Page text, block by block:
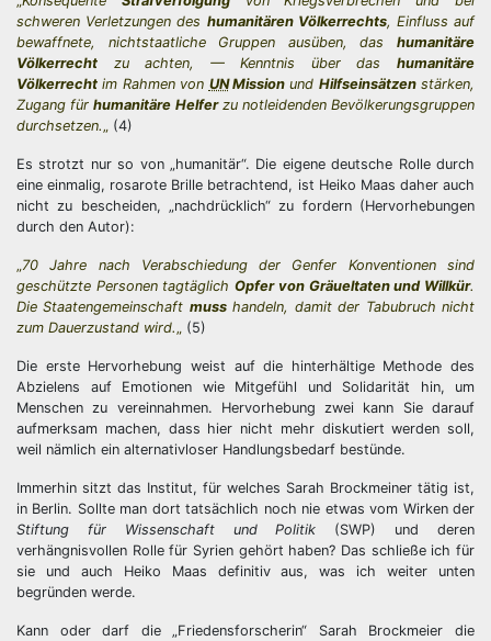
schweren Verletzungen des humanitären Völkerrechts, Einfluss auf
bewaffnete, nichtstaatliche Gruppen ausüben, das humanitäre
Völkerrecht zu achten, — Kenntnis über das humanitäre
Völkerrecht im Rahmen von UNMissionund Hilfseinsätzenstärken,
Zugang fürhumanitäre Helferzu notleidenden Bevölkerungsgruppen
durchsetzen. „ (4)
Es strotzt nur so von „humanitär“. Die eigene deutsche Rolle durch
eine einmalig, rosarote Brille betrachtend, ist Heiko Maas daher auch
nicht zu bescheiden, „nachdrücklich“ zu fordern (Hervorhebungen
durch den Autor):
„70 Jahre nach Verabschiedung der Genfer Konventionen sind
geschützte Personen tagtäglichOpfer von Gräueltaten und Willkür.
Die Staatengemeinschaft musshandeln, damit der Tabubruch nicht
zum Dauerzustand wird. „ (5)
Die erste Hervorhebung weist auf die hinterhältige Methode des
Abzielens auf Emotionen wie Mitgefühl und Solidarität hin, um
Menschen zu vereinnahmen. Hervorhebung zwei kann Sie darauf
aufmerksam machen, dass hier nicht mehr diskutiert werden soll,
weil nämlich ein alternativloser Handlungsbedarf bestünde.
Immerhin sitzt das Institut, für welches Sarah Brockmeiner tätig ist,
in Berlin. Sollte man dort tatsächlich noch nie etwas vom Wirken der
Stiftung für Wissenschaft und Politik (SWP) und deren
verhängnisvollen Rolle für Syrien gehört haben? Das schließe ich für
sie und auch Heiko Maas definitiv aus, was ich weiter unten
begründen werde.
Kann oder darf die „Friedensforscherin“ Sarah Brockmeier die